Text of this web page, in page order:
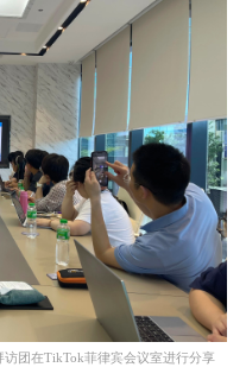
律宾会议室进行分享